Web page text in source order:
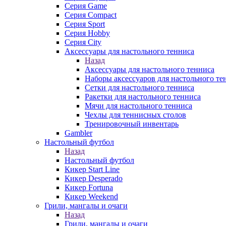
Серия Game
Серия Compact
Серия Sport
Серия Hobby
Серия City
Аксессуары для настольного тенниса
Назад
Аксессуары для настольного тенниса
Наборы аксессуаров для настольного
Сетки для настольного тенниса
Ракетки для настольного тенниса
Мячи для настольного тенниса
Чехлы для теннисных столов
Тренировочный инвентарь
Gambler
Настольный футбол
Назад
Настольный футбол
Кикер Start Line
Кикер Desperado
Кикер Fortuna
Кикер Weekend
Грили, мангалы и очаги
Назад
Грили, мангалы и очаги